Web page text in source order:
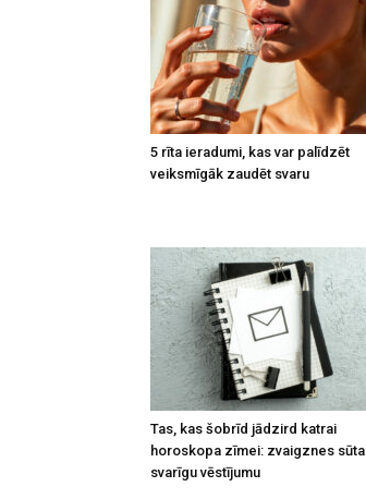
5 rīta ieradumi, kas var palīdzēt
veiksmīgāk zaudēt svaru
Tas, kas šobrīd jādzird katrai
horoskopa zīmei: zvaigznes sūta
svarīgu vēstījumu